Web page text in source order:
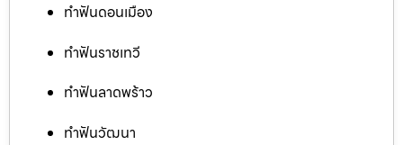
ทำฟันดอนเมือง
ทำฟันราชเทวี
ทำฟันลาดพร้าว
ทำฟันวัฒนา